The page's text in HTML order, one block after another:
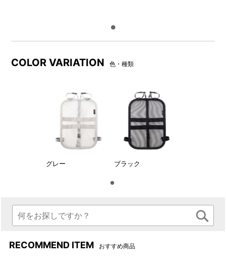
COLOR VARIATION 色・種類
グレー ブラック
RECOMMEND ITEM おすすめ商品